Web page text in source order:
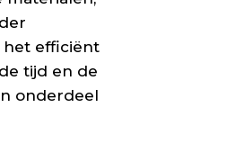
het efficiënt
tijd en de
onderdeel